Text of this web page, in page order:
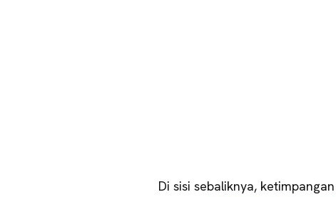
Di sisi sebaliknya,